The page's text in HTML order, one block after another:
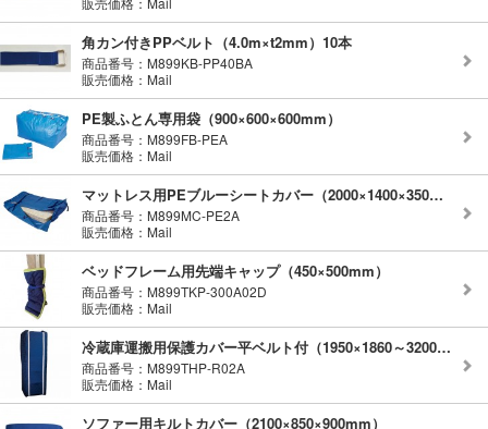
角カン付きPPベルト（4.0m×t2mm）10本
商品番号：M899KB-PP40BA
販売価格：Mail
PE製ふとん専用袋（900×600×600mm）
商品番号：M899FB-PEA
販売価格：Mail
マットレス用PEブルーシートカバー（2000×1400×350mm）
商品番号：M899MC-PE2A
販売価格：Mail
ベッドフレーム用先端キャップ（450×500mm）
商品番号：M899TKP-300A02D
販売価格：Mail
冷蔵庫運搬用保護カバー平ベルト付（1950×1860～3200mm）
商品番号：M899THP-R02A
販売価格：Mail
ソファー用キルトカバー（2100×850×900mm）